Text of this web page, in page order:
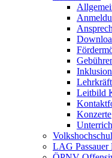
Leitbild
Konzerte
LAG Passauer